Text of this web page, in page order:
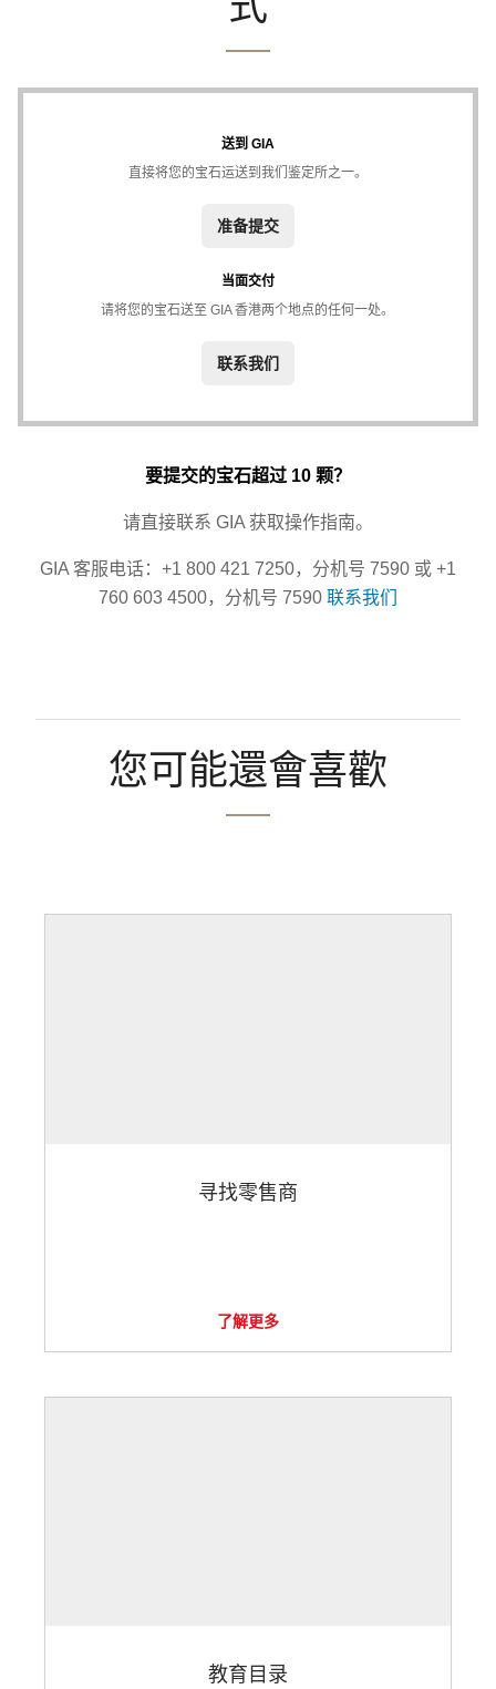
送到 GIA
直接将您的宝石运送到我们鉴定所之一。
准备提交
当面交付
请将您的宝石送至 GIA 香港两个地点的任何一处。
联系我们
要提交的宝石超过 10 颗？
请直接联系 GIA 获取操作指南。
GIA 客服电话：+1 800 421 7250，分机号 7590 或 +1
760 603 4500，分机号 7590 联系我们
您可能還會喜歡
寻找零售商
了解更多
教育目录